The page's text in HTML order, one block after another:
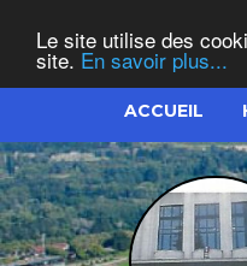
Le site utilise des
site. En savoir plus...
ACCUEIL